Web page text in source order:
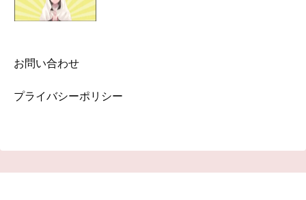
お問い合わせ
プライバシーポリシー